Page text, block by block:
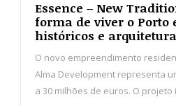
Karl Lagerfeld
quando a moda
no imobiliário de luxo